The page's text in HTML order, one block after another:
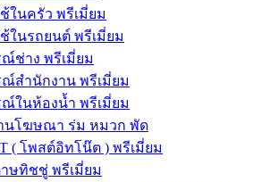
ในครัว พรีเมี่ยม
ในรถยนต์ พรีเมี่ยม
ช่าง พรีเมี่ยม
สำนักงาน พรีเมี่ยม
ในห้องน้ำ พรีเมี่ยม
นโฆษณา ร่ม หมวก พัด
( โพสต์อิทโน๊ต ) พรีเมี่ยม
ษทิชชู่ พรีเมี่ยม